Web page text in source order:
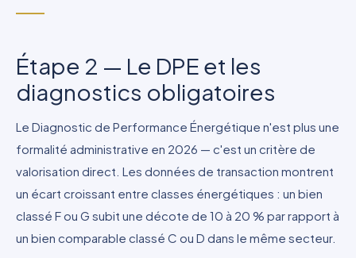
Étape 2 — Le DPE et les
diagnostics obligatoires
Le Diagnostic de Performance Énergétique n'est plus une
formalité administrative en 2026 — c'est un critère de
valorisation direct. Les données de transaction montrent
un écart croissant entre classes énergétiques : un bien
classé F ou G subit une décote de 10 à 20 % par rapport à
un bien comparable classé C ou D dans le même secteur.